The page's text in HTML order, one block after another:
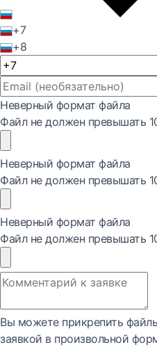
+7
+8
Неверный формат файла
Файл не должен превышать
Неверный формат файла
Файл не должен превышать
Неверный формат файла
Файл не должен превышать
Вы можете прикрепить
заявкой в произвольной